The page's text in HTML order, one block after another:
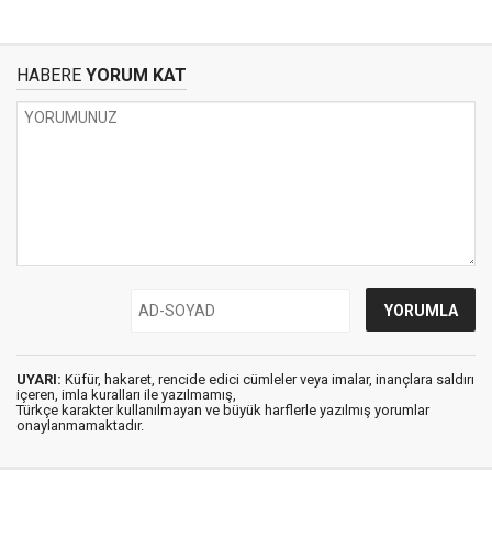
HABERE YORUM KAT
UYARI: Küfür, hakaret, rencide edici cümleler veya imalar, inançlara saldırı
içeren, imla kuralları ile yazılmamış,
Türkçe karakter kullanılmayan ve büyük harflerle yazılmış yorumlar
onaylanmamaktadır.